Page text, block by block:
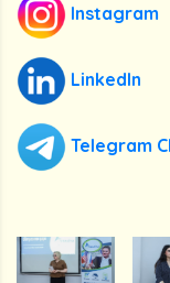
Instagram
LinkedIn
Telegram